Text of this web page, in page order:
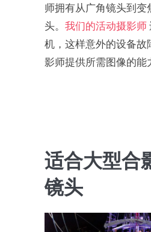
师拥有从广角镜头到
头。 我们的活动摄影师
机，这样意外的设备
影师提供所需图像的能
适合大型合
镜头